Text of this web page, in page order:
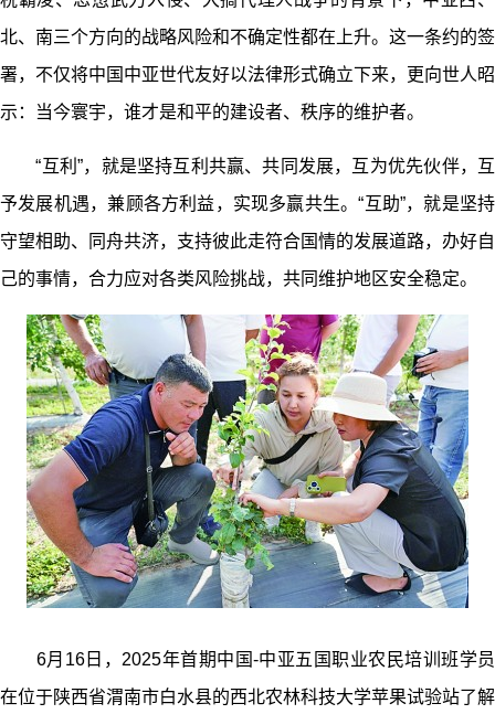
北、南三个方向的战略风险和不确定性都在上升。这一条约的签
署，不仅将中国中亚世代友好以法律形式确立下来，更向世人昭
示：当今寰宇，谁才是和平的建设者、秩序的维护者。
“互利”，就是坚持互利共赢、共同发展，互为优先伙伴，互
予发展机遇，兼顾各方利益，实现多赢共生。“互助”，就是坚持
守望相助、同舟共济，支持彼此走符合国情的发展道路，办好自
己的事情，合力应对各类风险挑战，共同维护地区安全稳定。
6月16日，2025年首期中国-中亚五国职业农民培训班学员
在位于陕西省渭南市白水县的西北农林科技大学苹果试验站了解